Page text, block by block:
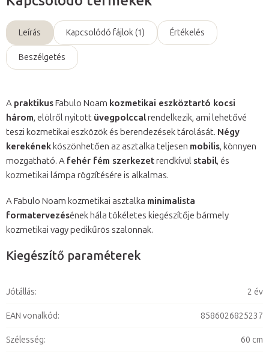
Leírás Kapcsolódó fájlok (1) Értékelés
Beszélgetés
A praktikusFabulo Noam kozmetikai eszköztartó kocsi
három, elölről nyitott üvegpolccalrendelkezik, ami lehetővé
teszi kozmetikai eszközök és berendezések tárolását. Négy
kerekének köszönhetően az asztalka teljesen mobilis, könnyen
mozgatható. A fehér fém szerkezetrendkívül stabil, és
kozmetikai lámpa rögzítésére is alkalmas.
A Fabulo Noam kozmetikai asztalka minimalista
formatervezésének hála tökéletes kiegészítője bármely
kozmetikai vagy pedikűrös szalonnak.
Kiegészítő paraméterek
Jótállás: 2 év
EAN vonalkód: 8586026825237
Szélesség: 60 cm